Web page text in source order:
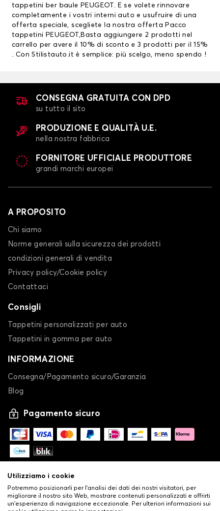
tappetini ber baule PEUGEOT . E se volete rinnovare
completamente i vostri interni auto e usufruire di una
offerta speciale, scegliete la nostra offerta Pacco
tappetini PEUGEOT ,Basta aggiungere 2 prodotti nel
carrello per avere il 10% di sconto e 3 prodotti per il 15%
. Con Stilistauto.it è semplice: più scelgo, meno spendo !
CONSEGNA GRATUITA CON DPD
su tutto il sito
PRODUZIONE E QUALITÀ U.E.
nella nostra fabbrica
FORNITORE UFFICIALE PRODUTTORE
grandi marchi europei
A PROPOSITO
Chi siamo
Norme generali sulla sicurezza dei prodotti
condizioni generali di vendita
Privacy policy/Cookie policy
Contattaci
Consigli
Tappetini personalizzati per auto
Tappetini in gomma per auto
INFORMAZIONE
Consegna/Pagamento sicuro/Garanzia
Blog
Pagamento sicuro
Utilizziamo i cookie
Potremmo posizionarli per l'analisi dei dati dei nostri visitatori, per
migliorare il nostro sito Web, mostrare contenuti personalizzati e offrirti
un'esperienza di navigazione eccezionale. Per ulteriori informazioni sui